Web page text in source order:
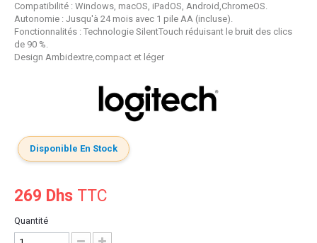
Compatibilité : Windows, macOS, iPadOS, Android,ChromeOS.
Autonomie : Jusqu'à 24 mois avec 1 pile AA (incluse).
Fonctionnalités : Technologie SilentTouch réduisant le bruit des clics
de 90 %.
Design Ambidextre,compact et léger
Disponible En Stock
269 Dhs TTC
Quantité